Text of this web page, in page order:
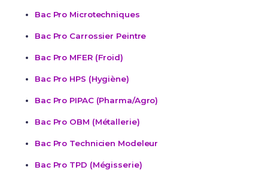
Bac Pro Microtechniques
Bac Pro Carrossier Peintre
Bac Pro MFER (Froid)
Bac Pro HPS (Hygiène)
Bac Pro PIPAC (Pharma/Agro)
Bac Pro OBM (Métallerie)
Bac Pro Technicien Modeleur
Bac Pro TPD (Mégisserie)